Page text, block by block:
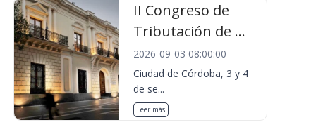
II Congreso de
Tributación de ...
2026-09-03 08:00:00
Ciudad de Córdoba, 3 y 4
de se...
Leer más